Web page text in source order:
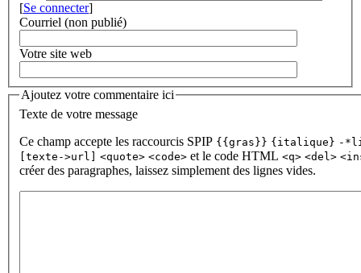
[Se connecter]
Courriel (non publié)
Votre site web
Ajoutez votre commentaire ici
Texte de votre message
Ce champ accepte les raccourcis SPIP {{gras}} {italique} -
[texte->url] <quote> <code> et le code HTML <q> <del>
créer des paragraphes, laissez simplement des lignes vides.